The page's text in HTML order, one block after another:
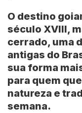
O destino
século XVIII,
cerrado, uma
antigas do
sua forma
para quem
natureza e
semana.